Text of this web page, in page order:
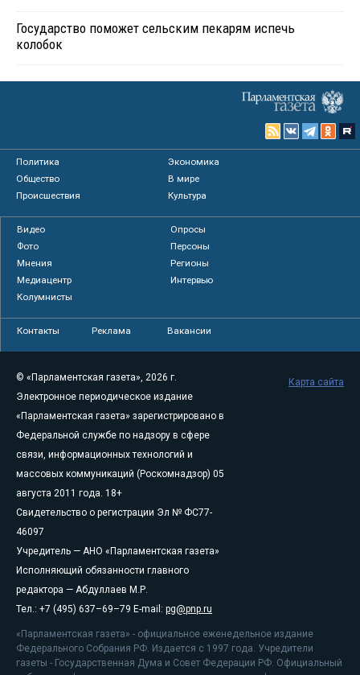
Государство поможет сельским пекарям испечь
колобок
Политика
Экономика
Общество
В мире
Происшествия
Культура
Видео
Опросы
Фото
Персоны
Мнения
Регионы
Медиацентр
Интервью
Колумнисты
Контакты Реклама Вакансии
© «Парламентская газета», 2026 г.
Электронное периодическое издание
«Парламентская газета» зарегистрировано в
Федеральной службе по надзору в сфере
связи, информационных технологий и
массовых коммуникаций (Роскомнадзор) 05
августа 2011 года. 18+
Свидетельство о регистрации Эл № ФС77-
46097
Учредитель — АНО «Парламентская газета»
Исполняющий обязанности главного
редактора — Абдуллаев М.Р.
Тел.: +7 (495) 637–69–79 E-mail: pg@pnp.ru
«Парламентская газета» - официальное еженедельное издание
Федерального Собрания РФ. Издается с 1997 года. Учредители
газеты - Государственная Дума и Совет Федерации РФ. Официальный
Карта сайта